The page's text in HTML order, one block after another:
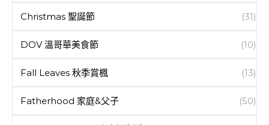
Christmas 聖誕節 (31)
DOV 溫哥華美食節 (10)
Fall Leaves 秋季賞楓 (13)
Fatherhood 家庭&父子 (50)